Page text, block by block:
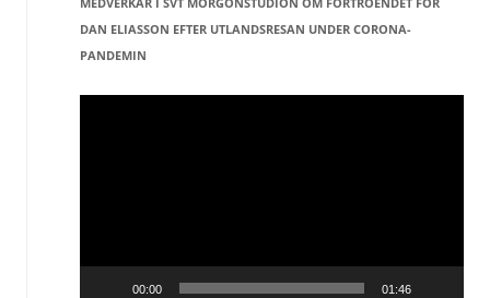
DAN ELIASSON EFTER UTLANDSRESAN UNDER CORONA-
PANDEMIN
Videospelare
00:00 01:46